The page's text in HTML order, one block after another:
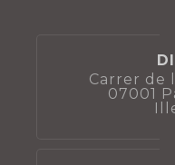
Carrer de
07001